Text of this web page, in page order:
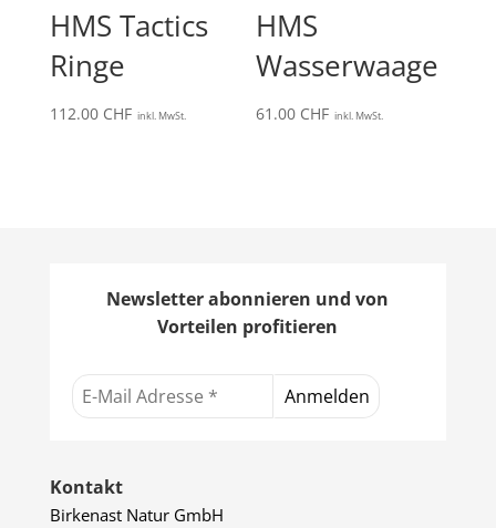
HMS Tactics
Ringe
112.00 CHF inkl. MwSt.
HMS
Wasserwaage
61.00 CHF inkl. MwSt.
Newsletter abonnieren und von
Vorteilen profitieren
Kontakt
Birkenast Natur GmbH